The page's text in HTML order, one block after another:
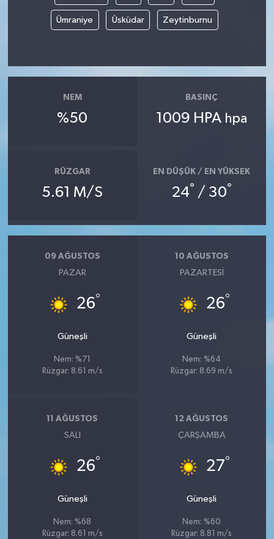
Ümraniye Üsküdar Zeytinburnu
NEM
%50
BASINÇ
1009 HPA hpa
RÜZGAR
5.61 M/S
EN DÜŞÜK / EN YÜKSEK
24° / 30°
09 AĞUSTOS
PAZAR
26°
Güneşli
Nem: %71
Rüzgar: 8.61 m/s
10 AĞUSTOS
PAZARTESI
26°
Güneşli
Nem: %64
Rüzgar: 8.69 m/s
11 AĞUSTOS
SALI
26°
Güneşli
Nem: %68
Rüzgar: 8.61 m/s
12 AĞUSTOS
ÇARŞAMBA
27°
Güneşli
Nem: %60
Rüzgar: 8.81 m/s